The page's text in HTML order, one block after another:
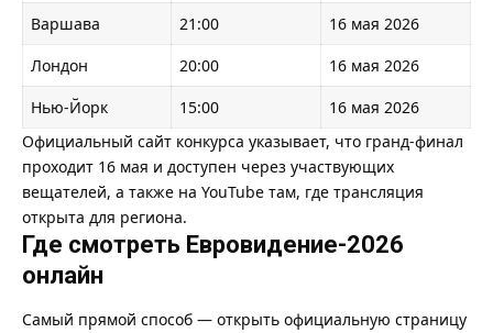
Варшава
21:00
16 мая 2026
Лондон
20:00
16 мая 2026
Нью-Йорк
15:00
16 мая 2026
Официальный сайт конкурса указывает, что гранд-финал
проходит 16 мая и доступен через участвующих
вещателей, а также на YouTube там, где трансляция
открыта для региона.
Где смотреть Евровидение-2026
онлайн
Самый прямой способ — открыть официальную страницу